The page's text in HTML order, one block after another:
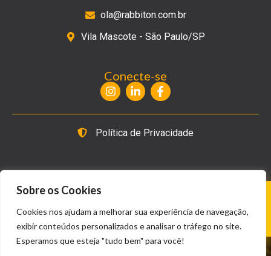
Sobre os Cookies
Cookies nos ajudam a melhorar sua experiência de navegação,
exibir conteúdos personalizados e analisar o tráfego no site.
Esperamos que esteja "tudo bem" para você!
ola@rabbiton.com.br
Vila Mascote - São Paulo/SP
Conecte-se
Política de Privacidade
Tecnologia Ltda. Todos os direitos reservados.